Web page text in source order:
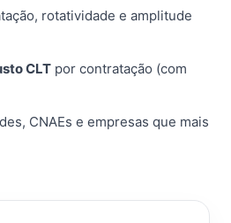
rotatividade e amplitude
CLT por contratação (com
CNAEs e empresas que mais